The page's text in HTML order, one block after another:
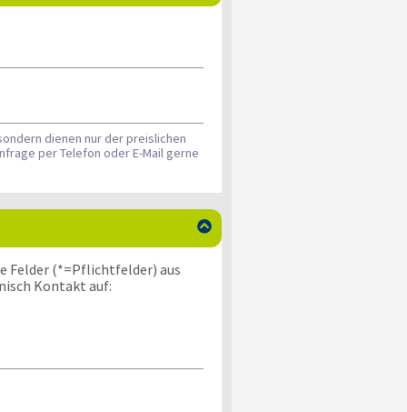
dienen nur der preislichen
per Telefon oder E-Mail gerne

Felder (*=Pflichtfelder) aus
Kontakt auf: